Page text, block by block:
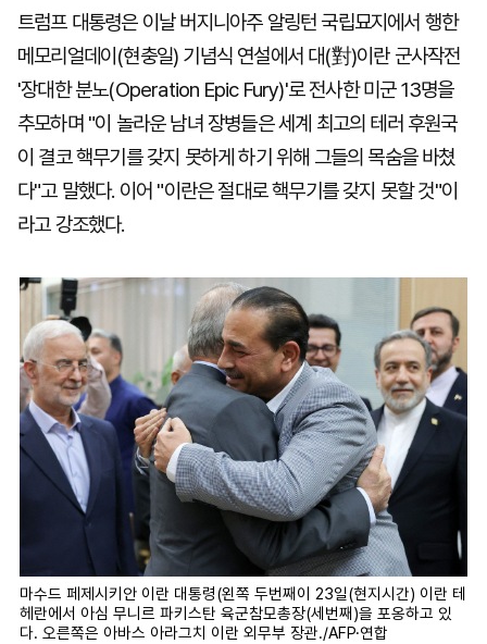
트럼프 대통령은 이날 버지니아주 알링턴 국립묘지에서 행한
메모리얼데이(현충일) 기념식 연설에서 대(對)이란 군사작전
'장대한 분노(Operation Epic Fury)'로 전사한 미군 13명을
추모하며 "이 놀라운 남녀 장병들은 세계 최고의 테러 후원국
이 결코 핵무기를 갖지 못하게 하기 위해 그들의 목숨을 바쳤
다"고 말했다. 이어 "이란은 절대로 핵무기를 갖지 못할 것"이
라고 강조했다.
마수드 페제시키안 이란 대통령(왼쪽 두번째이 23일(현지시간) 이란 테
헤란에서 아심 무니르 파키스탄 육군참모총장(세번째)을 포옹하고 있
다. 오른쪽은 아바스 아라그치 이란 외무부 장관./AFP·연합